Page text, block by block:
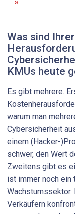
Was sind
KMUs heute
Es gibt mehrere.
warum man
Cybersicherheit
einem (Hacker-
schwer, den Wert
Zweitens gibt es
ist immer noch ein
Wachstumssektor.
Verkäufern